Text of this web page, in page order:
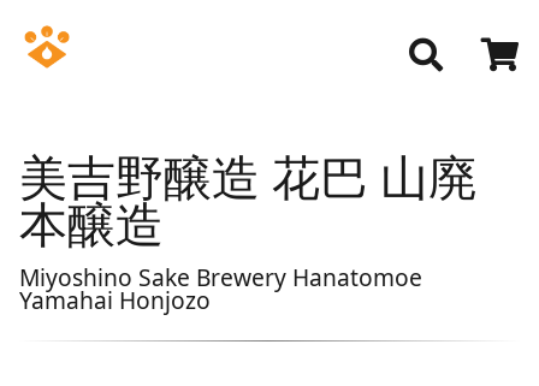
美吉野醸造 花巴 山廃
本醸造
Miyoshino Sake Brewery Hanatomoe
Yamahai Honjozo